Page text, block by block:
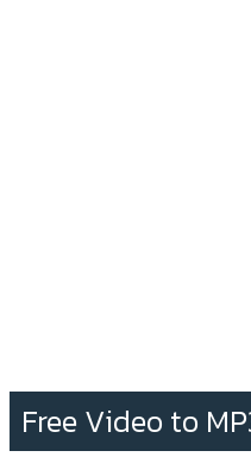
Free Video to